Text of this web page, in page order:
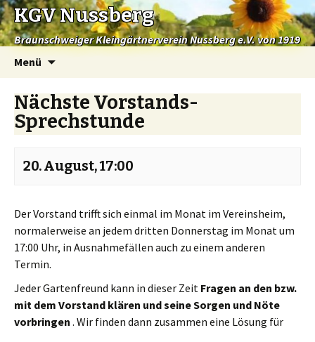
KGV Nussberg
Braunschweiger Kleingärtnerverein Nussberg e.V. von 1919
Menü
Springe
Nächste Vorstands-
Sprechstunde
20. August, 17:00
Der Vorstand trifft sich einmal im Monat im Vereinsheim,
normalerweise an jedem dritten Donnerstag im Monat um
17:00 Uhr, in Ausnahmefällen auch zu einem anderen
Termin.
Jeder Gartenfreund kann in dieser Zeit Fragen an den bzw.
mit dem Vorstand klären und seine Sorgen und Nöte
vorbringen . Wir finden dann zusammen eine Lösung für